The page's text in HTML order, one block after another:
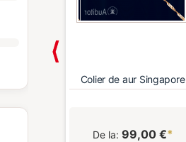
Colier de aur Singapore
De la: 99,00 €*